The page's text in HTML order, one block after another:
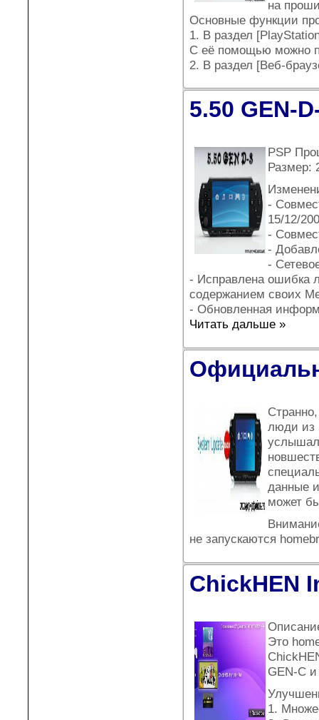
на
Основные функции
1. В раздел
С её помощью можно
2. В раздел [Веб-
5.50 GEN-
PSP
Размер:
-
15/12/
-
-
-
- Исправлена ошибка
содержанием своих
- Обновленная
Читать дальше »
люди из
данные
может
не запускаются
ChickHEN
Это
GEN-C
1.